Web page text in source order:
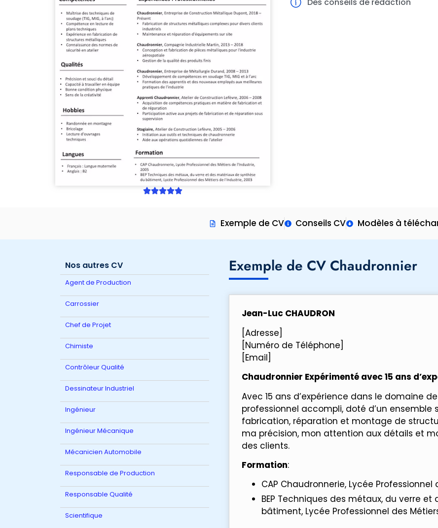
Exemple de CV Conseils CV Modèles à
Nos autres CV
Agent de Production
Carrossier
Chef de Projet
Chimiste
Contrôleur Qualité
Dessinateur Industriel
Ingénieur
Ingénieur Mécanique
Mécanicien Automobile
Responsable de Production
Responsable Qualité
Scientifique
Exemple de CV Chaudronnier
Jean-Luc CHAUDRON
[Adresse]
[Numéro de Téléphone]
[Email]
Chaudronnier Expérimenté avec 15 ans
Avec 15 ans d’expérience dans le domaine
professionnel accompli, doté d’un
fabrication, réparation et montage de
ma précision, mon attention aux détails et
des clients.
Formation:
CAP Chaudronnerie, Lycée Professionnel
BEP Techniques des métaux, du verre
bâtiment, Lycée Professionnel des